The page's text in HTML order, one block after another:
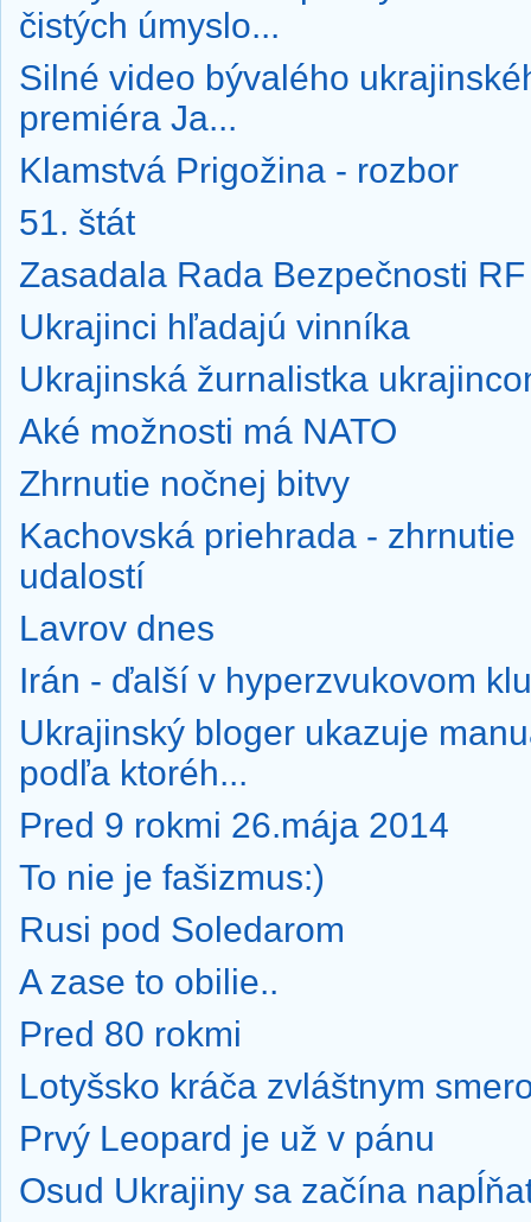
čistých úmyslo...
Silné video bývalého
premiéra Ja...
Klamstvá Prigožina - rozbor
51. štát
Zasadala Rada Bezpečnosti RF
Ukrajinci hľadajú vinníka
Ukrajinská žurnalistka
Aké možnosti má NATO
Zhrnutie nočnej bitvy
Kachovská priehrada - zhrnutie
udalostí
Lavrov dnes
Irán - ďalší v hyperzvukovom
Ukrajinský bloger ukazuje
podľa ktoréh...
Pred 9 rokmi 26.mája 2014
To nie je fašizmus:)
Rusi pod Soledarom
A zase to obilie..
Pred 80 rokmi
Lotyšsko kráča zvláštnym
Prvý Leopard je už v pánu
Osud Ukrajiny sa začína